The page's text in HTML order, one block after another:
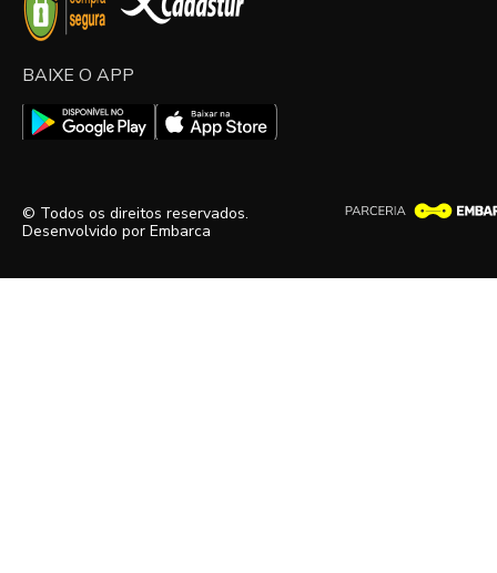
BAIXE O APP
© Todos os direitos reservados.
Desenvolvido por Embarca